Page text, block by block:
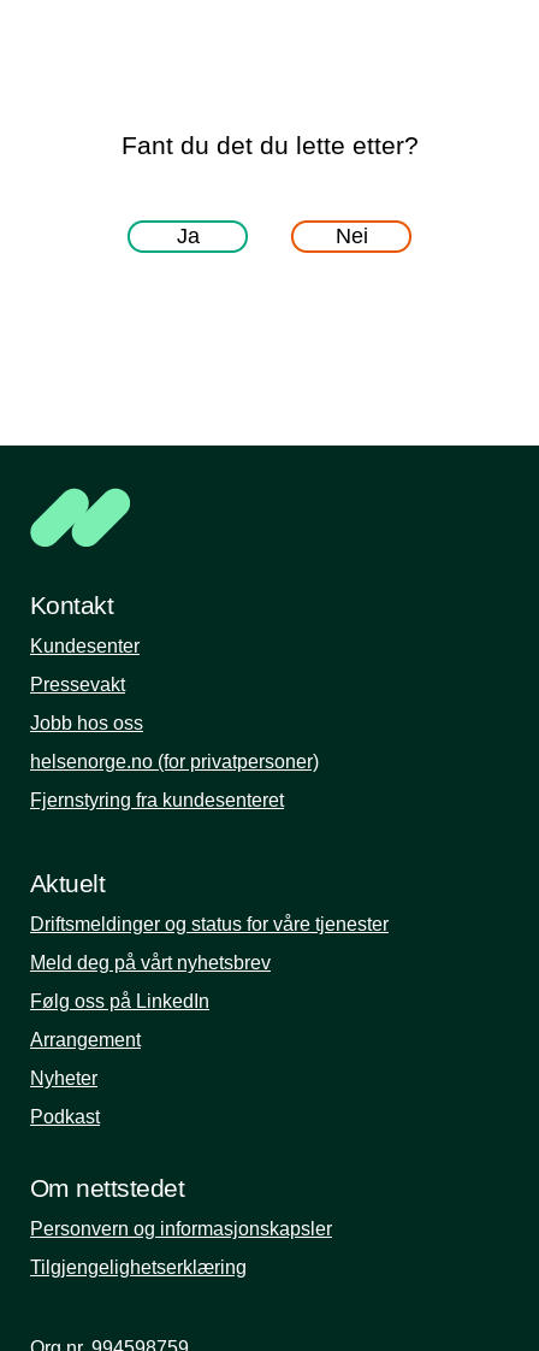
Fant du det du lette etter?
Ja Nei
Kontakt
Kundesenter
Pressevakt
Jobb hos oss
helsenorge.no (for privatpersoner)
Fjernstyring fra kundesenteret
Aktuelt
Driftsmeldinger og status for våre tjenester
Meld deg på vårt nyhetsbrev
Følg oss på LinkedIn
Arrangement
Nyheter
Podkast
Om nettstedet
Personvern og informasjonskapsler
Tilgjengelighetserklæring